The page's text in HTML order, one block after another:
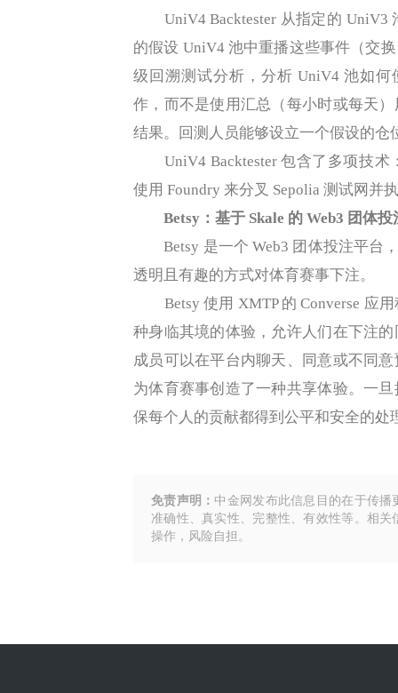
UniV4 Backtester 从指定的 UniV3
的假设 UniV4 池中重播这些事件（交
级回溯测试分析，分析 UniV4 池如
作，而不是使用汇总（每小时或每天
结果。回测人员能够设立一个假设的
UniV4 Backtester 包含了多项技术
使用 Foundry 来分叉 Sepolia 测试网并
Betsy：基于 Skale 的 Web3 团体投
Betsy 是一个 Web3 团体投注平台，
透明且有趣的方式对体育赛事下注。
Betsy 使用 XMTP 的 Converse 应
种身临其境的体验，允许人们在下注
成员可以在平台内聊天、同意或不同
为体育赛事创造了一种共享体验。一
保每个人的贡献都得到公平和安全的处
免责声明： 中金网发布此信息目的在于传
准确性、真实性、完整性、有效性等。相
操作，风险自担。